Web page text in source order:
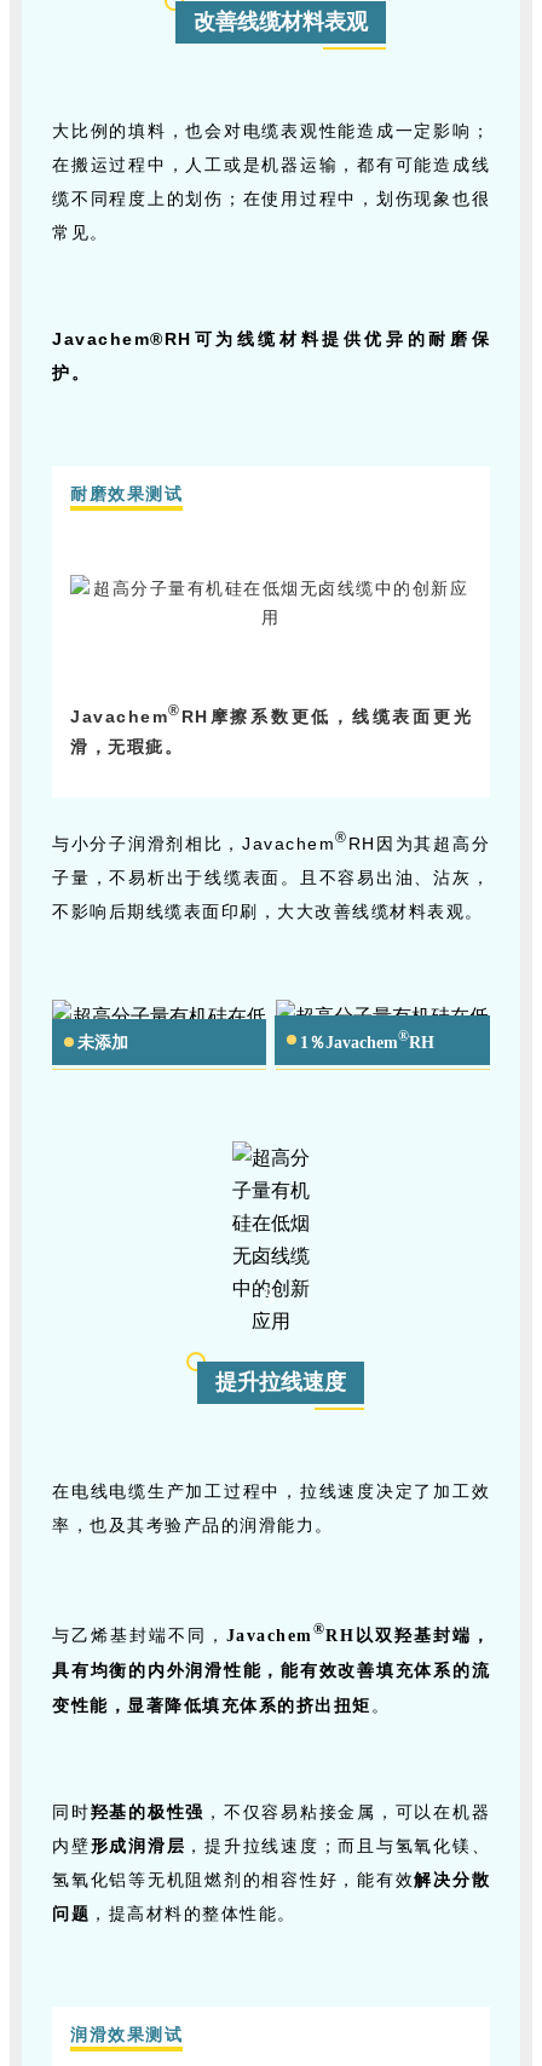
改善线缆材料表观
大比例的填料，也会对电缆表观性能造成一定影响；
在搬运过程中，人工或是机器运输，都有可能造成线
缆不同程度上的划伤；在使用过程中，划伤现象也很
常见。
Javachem®RH可为线缆材料提供优异的耐磨保
护。
耐磨效果测试
Javachem® RH摩擦系数更低，线缆表面更光
滑，无瑕疵。
与小分子润滑剂相比，Javachem® RH因为其超高分
子量，不易析出于线缆表面。且不容易出油、沾灰，
不影响后期线缆表面印刷，大大改善线缆材料表观。
未添加 1％Javachem®RH
3
提升拉线速度
在电线电缆生产加工过程中，拉线速度决定了加工效
率，也及其考验产品的润滑能力。
与乙烯基封端不同， Javachem ®RH以双羟基封端，
具有均衡的内外润滑性能，能有效改善填充体系的流
变性能，显著降低填充体系的挤出扭矩 。
同时羟基的极性强 ，不仅容易粘接金属，可以在机器
内壁形成润滑层 ，提升拉线速度；而且与氢氧化镁、
氢氧化铝等无机阻燃剂的相容性好，能有效解决分散
问题 ，提高材料的整体性能。
润滑效果测试